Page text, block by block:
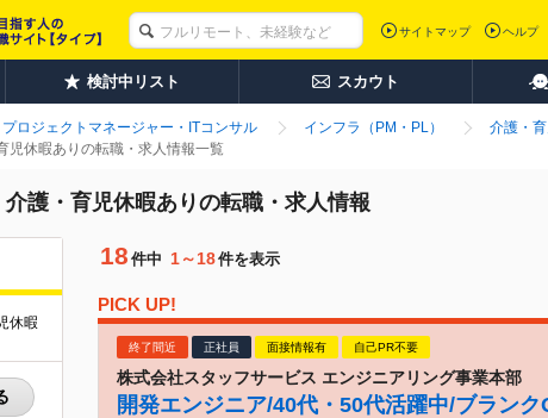
サイトマップ ヘルプ
検討中リスト スカウト
プロジェクトマネージャー・ITコンサル インフラ（PM・PL）
介護・
児休暇ありの転職・求人情報一覧
護・育児休暇ありの転職・求人情報
休暇
18 件中 1～18件を表示
PICK UP!
終了間近 正社員 面接情報有 自己PR不要
株式会社スタッフサービス エンジニアリング事業本部
開発エンジニア/40代・50代活躍中/ブラン